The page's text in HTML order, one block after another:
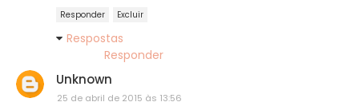
Responder Excluir
Respostas
Responder
Unknown
25 de abril de 2015 às 13:56